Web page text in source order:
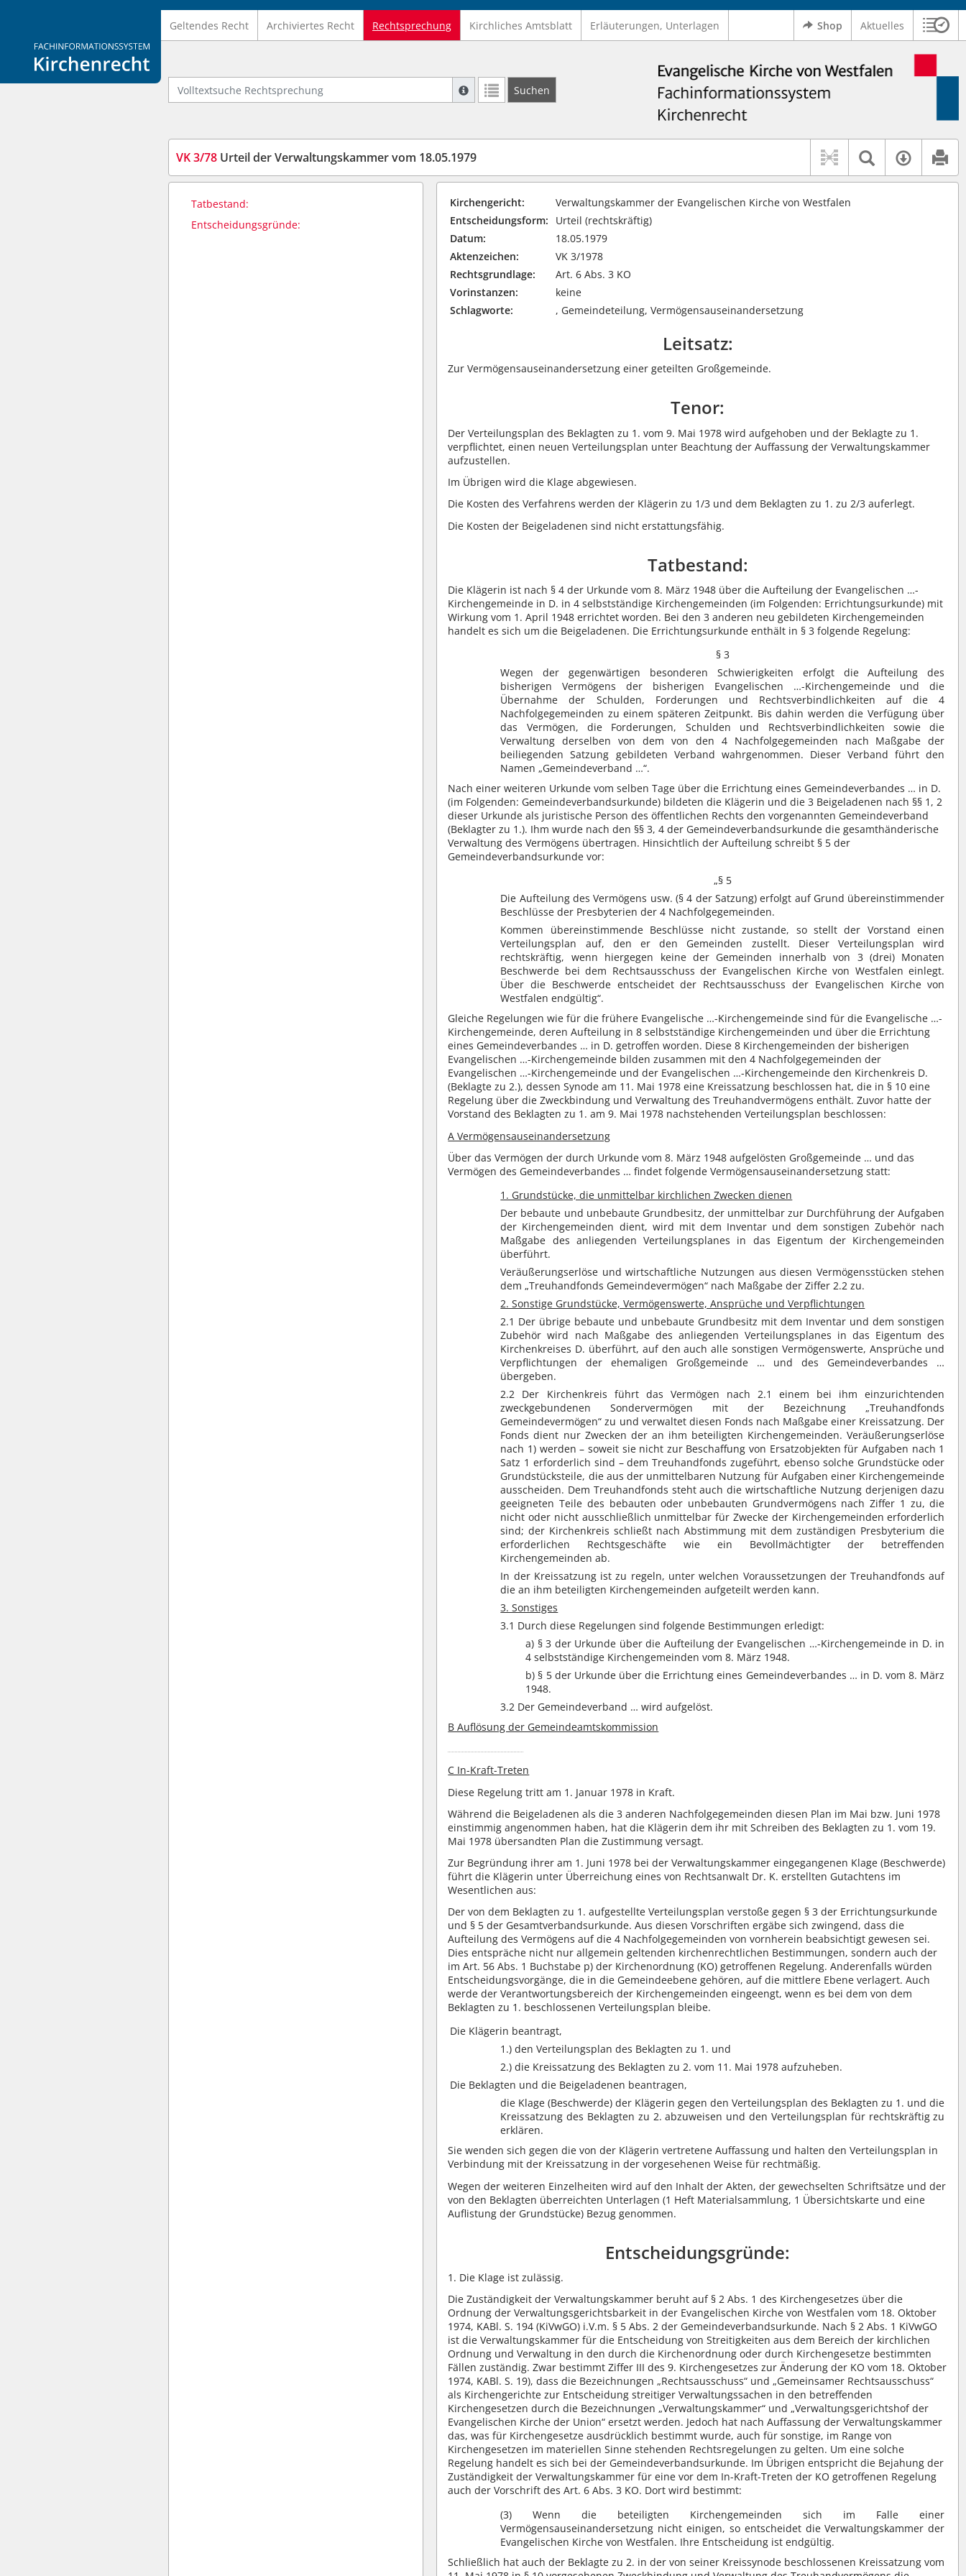
Logo Fachinformationssystem Kirchenrecht
Geltendes Recht Archiviertes Recht Rechtsprechung Kirchliches Amtsblatt Erläuterungen, Unterlagen Shop Aktuelles
Volltextsuche Rechtsprechung
Suche mit Platzhalter "*", Bsp. Pfarrer*, findet auch: "Pfarrerinitiative" oder "Pfarrerausschuss".
Weitere Suchoperatoren finden Sie in unserer Hilfe.
Suchen
VK 3/78 Urteil der Verwaltungskammer vom 18.05.1979 Textsuche
Tatbestand:
Entscheidungsgründe:
Kirchengericht:
Verwaltungskammer der Evangelischen Kirche von Westfalen
Entscheidungsform:
Urteil (rechtskräftig)
Datum:
18.05.1979
Aktenzeichen:
VK 3/1978
Rechtsgrundlage:
Art. 6 Abs. 3 KO
Vorinstanzen:
keine
Schlagworte:
, Gemeindeteilung, Vermögensauseinandersetzung
Leitsatz:
Zur Vermögensauseinandersetzung einer geteilten Großgemeinde.
Tenor:
Der Verteilungsplan des Beklagten zu 1. vom 9. Mai 1978 wird aufgehoben und der Beklagte zu 1.
verpflichtet, einen neuen Verteilungsplan unter Beachtung der Auffassung der Verwaltungskammer
aufzustellen.
Im Übrigen wird die Klage abgewiesen.
Die Kosten des Verfahrens werden der Klägerin zu 1/3 und dem Beklagten zu 1. zu 2/3 auferlegt.
Die Kosten der Beigeladenen sind nicht erstattungsfähig.
Tatbestand:
Die Klägerin ist nach § 4 der Urkunde vom 8. März 1948 über die Aufteilung der Evangelischen …-
Kirchengemeinde in D. in 4 selbstständige Kirchengemeinden (im Folgenden: Errichtungsurkunde) mit
Wirkung vom 1. April 1948 errichtet worden. Bei den 3 anderen neu gebildeten Kirchengemeinden
handelt es sich um die Beigeladenen. Die Errichtungsurkunde enthält in § 3 folgende Regelung:
§ 3
Wegen der gegenwärtigen besonderen Schwierigkeiten erfolgt die Aufteilung des
bisherigen Vermögens der bisherigen Evangelischen …-Kirchengemeinde und die
Übernahme der Schulden, Forderungen und Rechtsverbindlichkeiten auf die 4
Nachfolgegemeinden zu einem späteren Zeitpunkt. Bis dahin werden die Verfügung über
das Vermögen, die Forderungen, Schulden und Rechtsverbindlichkeiten sowie die
Verwaltung derselben von dem von den 4 Nachfolgegemeinden nach Maßgabe der
beiliegenden Satzung gebildeten Verband wahrgenommen. Dieser Verband führt den
Namen „Gemeindeverband …“.
Nach einer weiteren Urkunde vom selben Tage über die Errichtung eines Gemeindeverbandes … in D.
(im Folgenden: Gemeindeverbandsurkunde) bildeten die Klägerin und die 3 Beigeladenen nach §§ 1, 2
dieser Urkunde als juristische Person des öffentlichen Rechts den vorgenannten Gemeindeverband
(Beklagter zu 1.). Ihm wurde nach den §§ 3, 4 der Gemeindeverbandsurkunde die gesamthänderische
Verwaltung des Vermögens übertragen. Hinsichtlich der Aufteilung schreibt § 5 der
Gemeindeverbandsurkunde vor:
„§ 5
Die Aufteilung des Vermögens usw. (§ 4 der Satzung) erfolgt auf Grund übereinstimmender
Beschlüsse der Presbyterien der 4 Nachfolgegemeinden.
Kommen übereinstimmende Beschlüsse nicht zustande, so stellt der Vorstand einen
Verteilungsplan auf, den er den Gemeinden zustellt. Dieser Verteilungsplan wird
rechtskräftig, wenn hiergegen keine der Gemeinden innerhalb von 3 (drei) Monaten
Beschwerde bei dem Rechtsausschuss der Evangelischen Kirche von Westfalen einlegt.
Über die Beschwerde entscheidet der Rechtsausschuss der Evangelischen Kirche von
Westfalen endgültig“.
Gleiche Regelungen wie für die frühere Evangelische …-Kirchengemeinde sind für die Evangelische …-
Kirchengemeinde, deren Aufteilung in 8 selbstständige Kirchengemeinden und über die Errichtung
eines Gemeindeverbandes … in D. getroffen worden. Diese 8 Kirchengemeinden der bisherigen
Evangelischen …-Kirchengemeinde bilden zusammen mit den 4 Nachfolgegemeinden der
Evangelischen …-Kirchengemeinde und der Evangelischen …-Kirchengemeinde den Kirchenkreis D.
(Beklagte zu 2.), dessen Synode am 11. Mai 1978 eine Kreissatzung beschlossen hat, die in § 10 eine
Regelung über die Zweckbindung und Verwaltung des Treuhandvermögens enthält. Zuvor hatte der
Vorstand des Beklagten zu 1. am 9. Mai 1978 nachstehenden Verteilungsplan beschlossen:
A Vermögensauseinandersetzung
Über das Vermögen der durch Urkunde vom 8. März 1948 aufgelösten Großgemeinde … und das
Vermögen des Gemeindeverbandes … findet folgende Vermögensauseinandersetzung statt:
1. Grundstücke, die unmittelbar kirchlichen Zwecken dienen
Der bebaute und unbebaute Grundbesitz, der unmittelbar zur Durchführung der Aufgaben
der Kirchengemeinden dient, wird mit dem Inventar und dem sonstigen Zubehör nach
Maßgabe des anliegenden Verteilungsplanes in das Eigentum der Kirchengemeinden
überführt.
Veräußerungserlöse und wirtschaftliche Nutzungen aus diesen Vermögensstücken stehen
dem „Treuhandfonds Gemeindevermögen“ nach Maßgabe der Ziffer 2.2 zu.
2. Sonstige Grundstücke, Vermögenswerte, Ansprüche und Verpflichtungen
2.1 Der übrige bebaute und unbebaute Grundbesitz mit dem Inventar und dem sonstigen
Zubehör wird nach Maßgabe des anliegenden Verteilungsplanes in das Eigentum des
Kirchenkreises D. überführt, auf den auch alle sonstigen Vermögenswerte, Ansprüche und
Verpflichtungen der ehemaligen Großgemeinde … und des Gemeindeverbandes …
übergeben.
2.2 Der Kirchenkreis führt das Vermögen nach 2.1 einem bei ihm einzurichtenden
zweckgebundenen Sondervermögen mit der Bezeichnung „Treuhandfonds
Gemeindevermögen“ zu und verwaltet diesen Fonds nach Maßgabe einer Kreissatzung. Der
Fonds dient nur Zwecken der an ihm beteiligten Kirchengemeinden. Veräußerungserlöse
nach 1) werden – soweit sie nicht zur Beschaffung von Ersatzobjekten für Aufgaben nach 1
Satz 1 erforderlich sind – dem Treuhandfonds zugeführt, ebenso solche Grundstücke oder
Grundstücksteile, die aus der unmittelbaren Nutzung für Aufgaben einer Kirchengemeinde
ausscheiden. Dem Treuhandfonds steht auch die wirtschaftliche Nutzung derjenigen dazu
geeigneten Teile des bebauten oder unbebauten Grundvermögens nach Ziffer 1 zu, die
nicht oder nicht ausschließlich unmittelbar für Zwecke der Kirchengemeinden erforderlich
sind; der Kirchenkreis schließt nach Abstimmung mit dem zuständigen Presbyterium die
erforderlichen Rechtsgeschäfte wie ein Bevollmächtigter der betreffenden
Kirchengemeinden ab.
In der Kreissatzung ist zu regeln, unter welchen Voraussetzungen der Treuhandfonds auf
die an ihm beteiligten Kirchengemeinden aufgeteilt werden kann.
3. Sonstiges
3.1 Durch diese Regelungen sind folgende Bestimmungen erledigt:
a) § 3 der Urkunde über die Aufteilung der Evangelischen …-Kirchengemeinde in D. in
4 selbstständige Kirchengemeinden vom 8. März 1948.
b) § 5 der Urkunde über die Errichtung eines Gemeindeverbandes … in D. vom 8. März
1948.
3.2 Der Gemeindeverband … wird aufgelöst.
B Auflösung der Gemeindeamtskommission
C In-Kraft-Treten
Diese Regelung tritt am 1. Januar 1978 in Kraft.
Während die Beigeladenen als die 3 anderen Nachfolgegemeinden diesen Plan im Mai bzw. Juni 1978
einstimmig angenommen haben, hat die Klägerin dem ihr mit Schreiben des Beklagten zu 1. vom 19.
Mai 1978 übersandten Plan die Zustimmung versagt.
Zur Begründung ihrer am 1. Juni 1978 bei der Verwaltungskammer eingegangenen Klage (Beschwerde)
führt die Klägerin unter Überreichung eines von Rechtsanwalt Dr. K. erstellten Gutachtens im
Wesentlichen aus:
Der von dem Beklagten zu 1. aufgestellte Verteilungsplan verstoße gegen § 3 der Errichtungsurkunde
und § 5 der Gesamtverbandsurkunde. Aus diesen Vorschriften ergäbe sich zwingend, dass die
Aufteilung des Vermögens auf die 4 Nachfolgegemeinden von vornherein beabsichtigt gewesen sei.
Dies entspräche nicht nur allgemein geltenden kirchenrechtlichen Bestimmungen, sondern auch der
im Art. 56 Abs. 1 Buchstabe p) der Kirchenordnung (KO) getroffenen Regelung. Anderenfalls würden
Entscheidungsvorgänge, die in die Gemeindeebene gehören, auf die mittlere Ebene verlagert. Auch
werde der Verantwortungsbereich der Kirchengemeinden eingeengt, wenn es bei dem von dem
Beklagten zu 1. beschlossenen Verteilungsplan bleibe.
Die Klägerin beantragt,
1.) den Verteilungsplan des Beklagten zu 1. und
2.) die Kreissatzung des Beklagten zu 2. vom 11. Mai 1978 aufzuheben.
Die Beklagten und die Beigeladenen beantragen,
die Klage (Beschwerde) der Klägerin gegen den Verteilungsplan des Beklagten zu 1. und die
Kreissatzung des Beklagten zu 2. abzuweisen und den Verteilungsplan für rechtskräftig zu
erklären.
Sie wenden sich gegen die von der Klägerin vertretene Auffassung und halten den Verteilungsplan in
Verbindung mit der Kreissatzung in der vorgesehenen Weise für rechtmäßig.
Wegen der weiteren Einzelheiten wird auf den Inhalt der Akten, der gewechselten Schriftsätze und der
von den Beklagten überreichten Unterlagen (1 Heft Materialsammlung, 1 Übersichtskarte und eine
Auflistung der Grundstücke) Bezug genommen.
Entscheidungsgründe:
1. Die Klage ist zulässig.
Die Zuständigkeit der Verwaltungskammer beruht auf § 2 Abs. 1 des Kirchengesetzes über die
Ordnung der Verwaltungsgerichtsbarkeit in der Evangelischen Kirche von Westfalen vom 18. Oktober
1974, KABl. S. 194 (KiVwGO) i.V.m. § 5 Abs. 2 der Gemeindeverbandsurkunde. Nach § 2 Abs. 1 KiVwGO
ist die Verwaltungskammer für die Entscheidung von Streitigkeiten aus dem Bereich der kirchlichen
Ordnung und Verwaltung in den durch die Kirchenordnung oder durch Kirchengesetze bestimmten
Fällen zuständig. Zwar bestimmt Ziffer III des 9. Kirchengesetzes zur Änderung der KO vom 18. Oktober
1974, KABl. S. 19), dass die Bezeichnungen „Rechtsausschuss“ und „Gemeinsamer Rechtsausschuss“
als Kirchengerichte zur Entscheidung streitiger Verwaltungssachen in den betreffenden
Kirchengesetzen durch die Bezeichnungen „Verwaltungskammer“ und „Verwaltungsgerichtshof der
Evangelischen Kirche der Union“ ersetzt werden. Jedoch hat nach Auffassung der Verwaltungskammer
das, was für Kirchengesetze ausdrücklich bestimmt wurde, auch für sonstige, im Range von
Kirchengesetzen im materiellen Sinne stehenden Rechtsregelungen zu gelten. Um eine solche
Regelung handelt es sich bei der Gemeindeverbandsurkunde. Im Übrigen entspricht die Bejahung der
Zuständigkeit der Verwaltungskammer für eine vor dem In-Kraft-Treten der KO getroffenen Regelung
auch der Vorschrift des Art. 6 Abs. 3 KO. Dort wird bestimmt:
(3) Wenn die beteiligten Kirchengemeinden sich im Falle einer
Vermögensauseinandersetzung nicht einigen, so entscheidet die Verwaltungskammer der
Evangelischen Kirche von Westfalen. Ihre Entscheidung ist endgültig.
Schließlich hat auch der Beklagte zu 2. in der von seiner Kreissynode beschlossenen Kreissatzung vom